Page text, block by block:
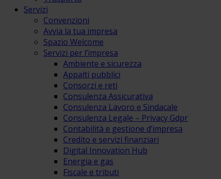
Servizi
Convenzioni
Avvia la tua impresa
Spazio Welcome
Servizi per l’impresa
Ambiente e sicurezza
Appalti pubblici
Consorzi e reti
Consulenza Assicurativa
Consulenza Lavoro e Sindacale
Consulenza Legale – Privacy Gdpr
Contabilità e gestione d’impresa
Credito e servizi finanziari
Digital Innovation Hub
Energia e gas
Fiscale e tributi